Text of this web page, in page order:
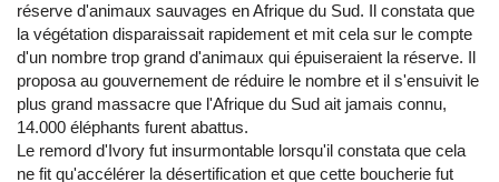
réserve d'animaux sauvages en Afrique du Sud. Il constata que
la végétation disparaissait rapidement et mit cela sur le compte
d'un nombre trop grand d'animaux qui épuiseraient la réserve. Il
proposa au gouvernement de réduire le nombre et il s'ensuivit le
plus grand massacre que l'Afrique du Sud ait jamais connu,
14.000 éléphants furent abattus.
Le remord d'Ivory fut insurmontable lorsqu'il constata que cela
ne fit qu'accélérer la désertification et que cette boucherie fut